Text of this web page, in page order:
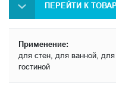
ПЕРЕЙТИ К
Применение:
для стен, для ванной,
гостиной